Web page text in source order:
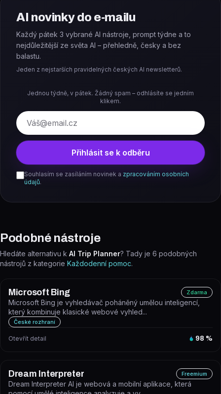
AI novinky do e-mailu
Každý pátek 3 vybrané AI nástroje, prompt týdne a to
nejdůležitější ze světa AI – přehledně, česky a bez
balastu.
Jeden z nejstarších pravidelných českých AI newsletterů.
Jednou týdně, v pátek. Žádný spam – odhlásíte se jedním
klikem.
E-mail
Přihlásit se k odběru
Souhlasím se zasíláním novinek a zpracováním osobních
údajů.
Podobné nástroje
Hledáte alternativu k AI Trip Planner? Tady je 6 podobných
nástrojů z kategorie Každodenní pomoc.
Microsoft Bing Zdarma
Microsoft Bing je vyhledávač poháněný umělou inteligencí,
který kombinuje klasické webové vyhled...
České rozhraní
Otevřít detail 98 %
Dream Interpreter Freemium
Dream Interpreter AI je webová a mobilní aplikace, která